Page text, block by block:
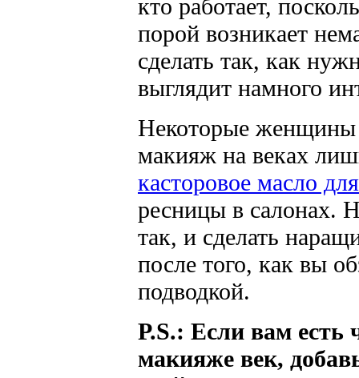
кто работает,
порой возникает
сделать так, как
выглядит намного
Некоторые женщины
макияж на веках
касторовое масло
ресницы в салонах.
так, и сделать
после того, как вы
подводкой.
P.S.: Если вам есть
макияже век,